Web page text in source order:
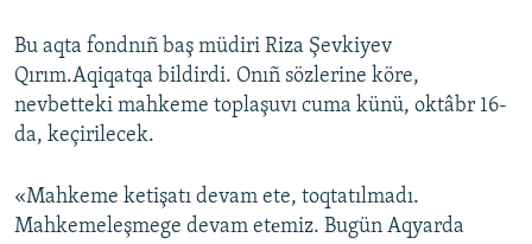
Bu aqta fondnıñ baş müdiri Riza Şevkiyev
Qırım.Aqiqatqa bildirdi. Onıñ sözlerine köre,
nevbetteki mahkeme toplaşuvı cuma künü, oktâbr 16-
da, keçirilecek.
«Mahkeme ketişatı devam ete, toqtatılmadı.
Mahkemeleşmege devam etеmiz. Bugün Aqyarda